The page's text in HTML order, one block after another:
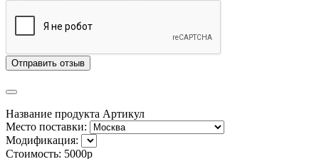
Отправить отзыв
Название продукта Артикул
Место поставки:
Модификация:
Стоимость: 5000р